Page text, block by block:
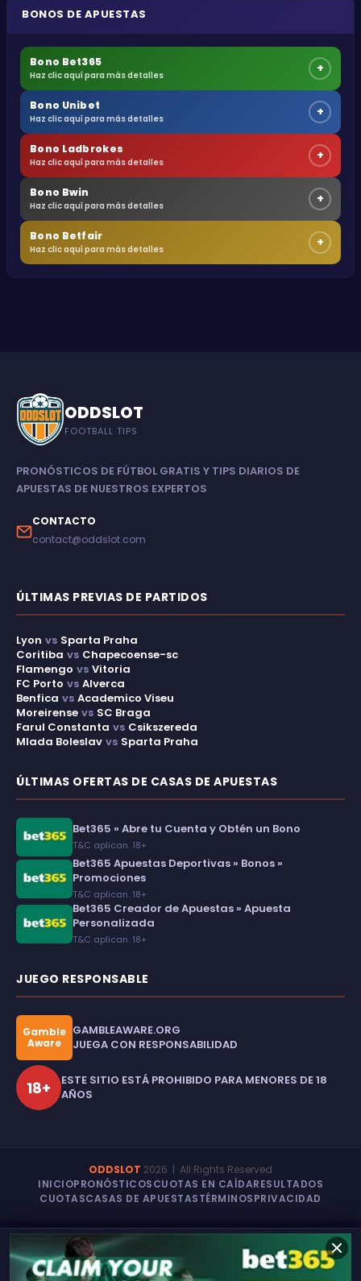
BONOS DE APUESTAS
Bono Bet365
Haz clic aquí para más detalles +
Bono Unibet
Haz clic aquí para más detalles +
Bono Ladbrokes
Haz clic aquí para más detalles +
Bono Bwin
Haz clic aquí para más detalles +
Bono Betfair
Haz clic aquí para más detalles +
ODDSLOT
FOOTBALL TIPS
PRONÓSTICOS DE FÚTBOL GRATIS Y TIPS DIARIOS DE
APUESTAS DE NUESTROS EXPERTOS
CONTACTO
contact@oddslot.com
ÚLTIMAS PREVIAS DE PARTIDOS
Lyon vs Sparta Praha
Coritiba vs Chapecoense-sc
Flamengo vs Vitoria
FC Porto vs Alverca
Benfica vs Academico Viseu
Moreirense vs SC Braga
Farul Constanta vs Csikszereda
Mlada Boleslav vs Sparta Praha
ÚLTIMAS OFERTAS DE CASAS DE APUESTAS
Bet365 » Abre tu Cuenta y Obtén un Bono
T&C aplican. 18+
Bet365 Apuestas Deportivas » Bonos »
Promociones
T&C aplican. 18+
Bet365 Creador de Apuestas » Apuesta
Personalizada
T&C aplican. 18+
JUEGO RESPONSABLE
Gamble
Aware
GAMBLEAWARE.ORG
JUEGA CON RESPONSABILIDAD
18+
ESTE SITIO ESTÁ PROHIBIDO PARA MENORES DE 18
AÑOS
ODDSLOT 2026 | All Rights Reserved
INICIOPRONÓSTICOSCUOTAS EN CAÍDARESULTADOS
CUOTASCASAS DE APUESTASTÉRMINOSPRIVACIDAD